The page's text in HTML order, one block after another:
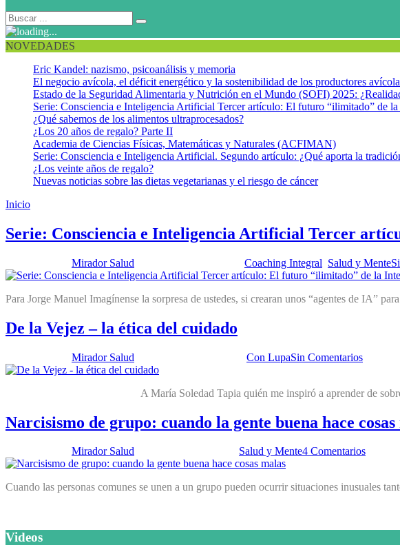
NOVEDADES
Eric Kandel: nazismo, psicoanálisis y memoria
El negocio avícola, el déficit energético y la sostenibilidad de los productores
Estado de la Seguridad Alimentaria y Nutrición en el Mundo (SOFI) 2025:
Serie: Consciencia e Inteligencia Artificial Tercer artículo: El futuro “ilimitado” de
¿Qué sabemos de los alimentos ultraprocesados?
¿Los 20 años de regalo? Parte II
Academia de Ciencias Físicas, Matemáticas y Naturales (ACFIMAN)
Serie: Consciencia e Inteligencia Artificial. Segundo artículo: ¿Qué aporta la
¿Los veinte años de regalo?
Nuevas noticias sobre las dietas vegetarianas y el riesgo de cáncer
Inicio
Serie: Consciencia e Inteligencia Artificial Tercer
Mirador Salud Coaching Integral Salud y Mente
Para Jorge Manuel Imagínense la sorpresa de ustedes, si crearan unos “agentes de IA”
De la Vejez – la ética del cuidado
Mirador Salud Con LupaSin Comentarios
A María Soledad Tapia quién me inspiró a aprender de sobre ética del
Narcisismo de grupo: cuando la gente buena hace cosas
Mirador Salud Salud y Mente4 Comentarios
Cuando las personas comunes se unen a un grupo pueden ocurrir situaciones inusuales
Videos